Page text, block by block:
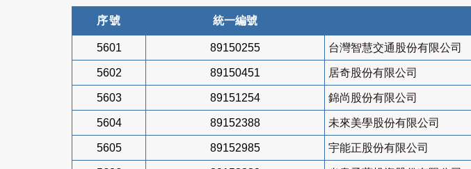
序號 統一編號
5601 89150255 台灣智慧交通股份有限公司
5602 89150451 居奇股份有限公司
5603 89151254 錦尚股份有限公司
5604 89152388 未來美學股份有限公司
5605 89152985 宇能正股份有限公司